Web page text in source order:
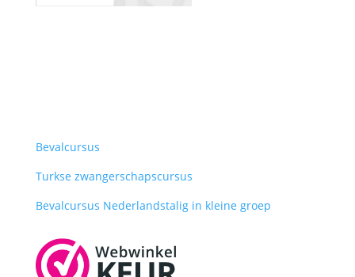
Bevalcursus
Turkse zwangerschapscursus
Bevalcursus Nederlandstalig in kleine groep